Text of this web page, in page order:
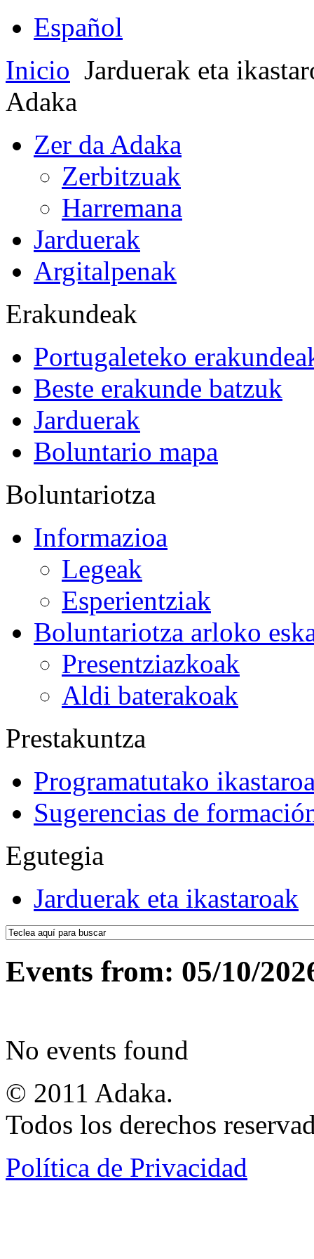
Español
Inicio Jarduerak eta
Adaka
Zer da Adaka
Zerbitzuak
Harremana
Jarduerak
Argitalpenak
Erakundeak
Portugaleteko
Beste erakunde batzuk
Jarduerak
Boluntario mapa
Boluntariotza
Informazioa
Legeak
Esperientziak
Boluntariotza arloko
Presentziazkoak
Aldi baterakoak
Prestakuntza
Programatutako
Sugerencias de
Egutegia
Jarduerak eta ikastaroak
Events from: 05/10/
No events found
© 2011 Adaka.
Todos los derechos
Política de Privacidad